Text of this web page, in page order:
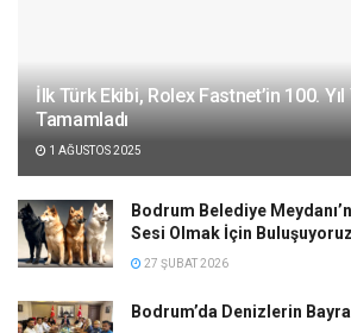
İlk Türk Ekibi, Rolex Fastnet’in 100. Yıl
Tamamladı
1 AĞUSTOS 2025
Bodrum Belediye
Sesi Olmak İçin Buluşuyoruz
27 ŞUBAT 2026
Bodrum’da Denizlerin